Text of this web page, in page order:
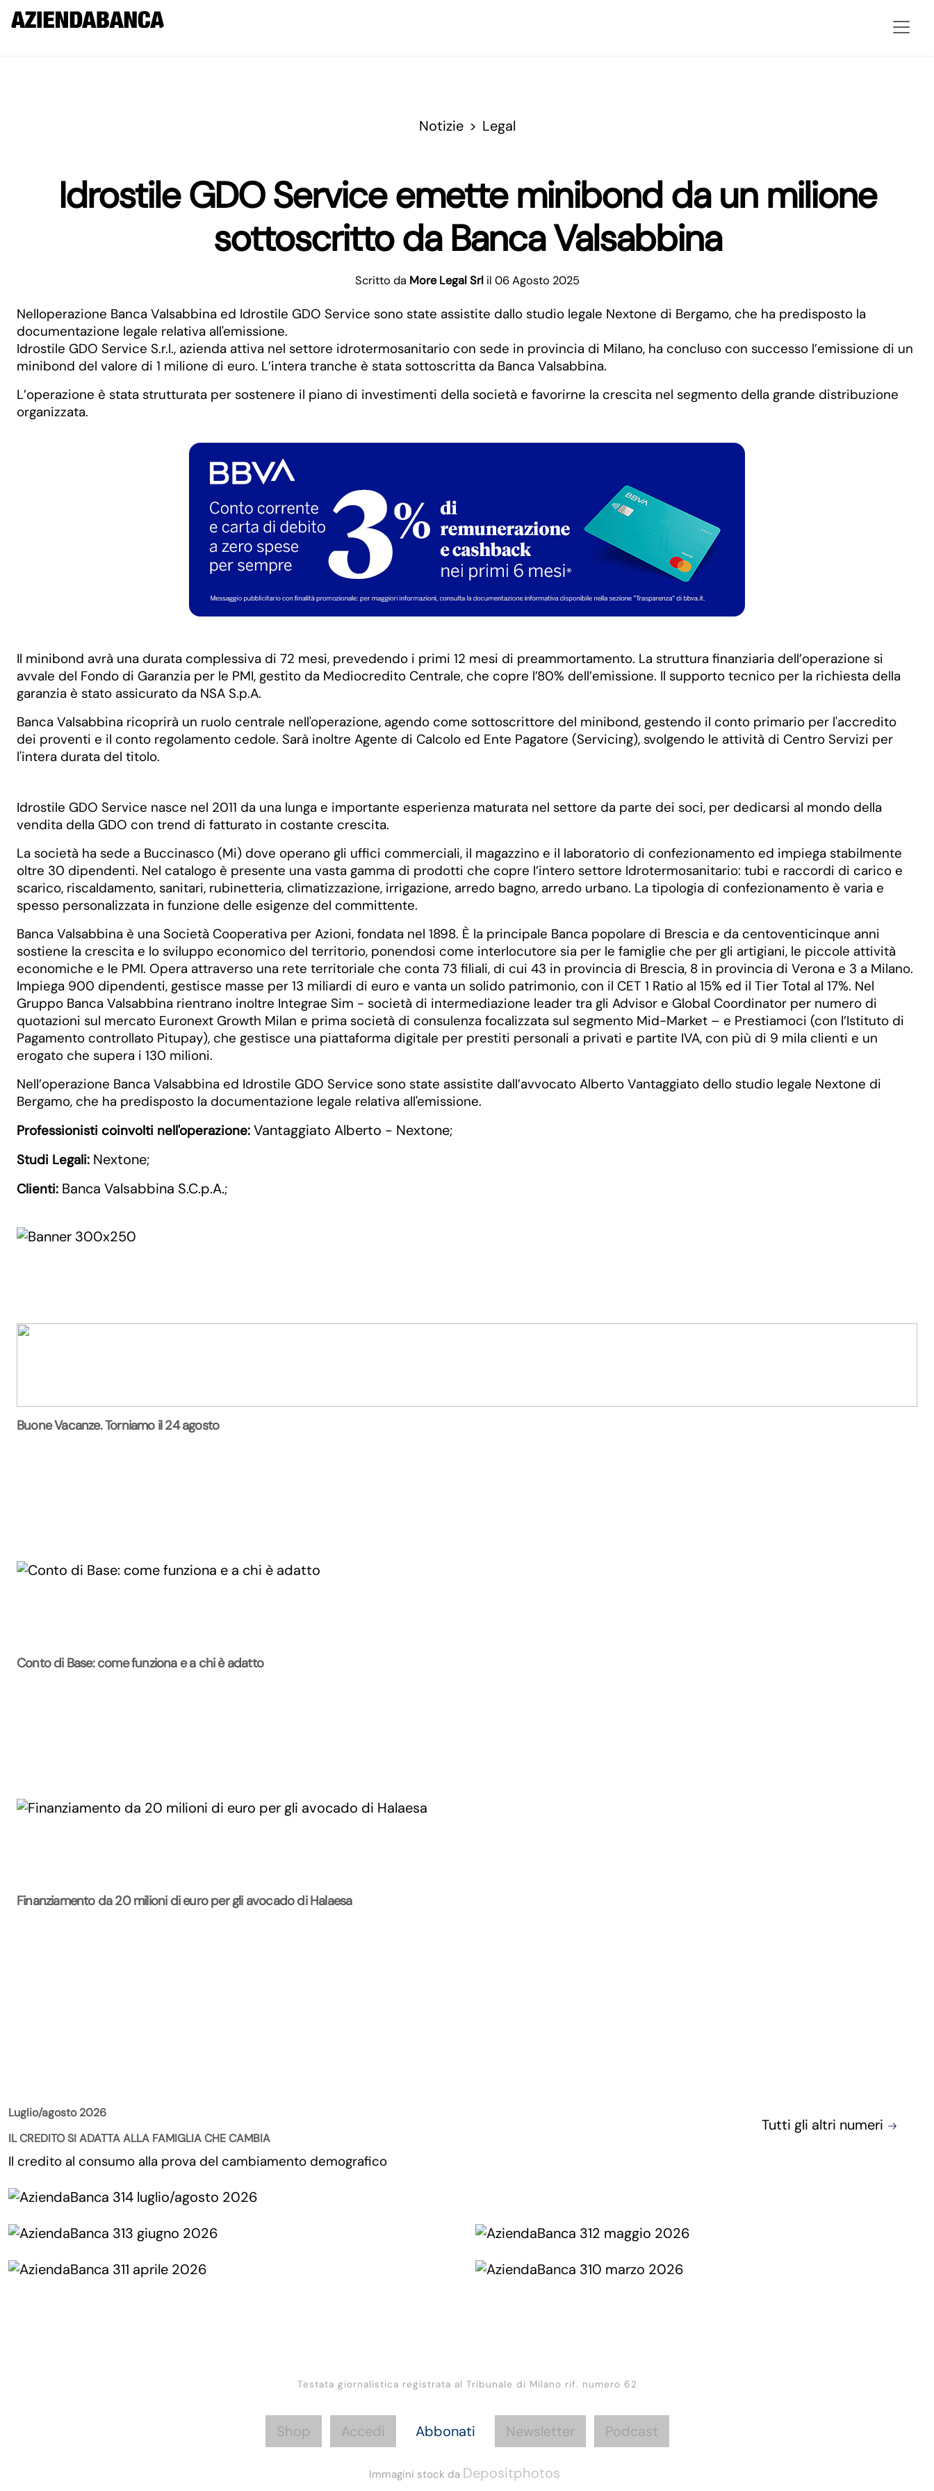
Notizie Legal
Idrostile GDO Service emette minibond da un milione
sottoscritto da Banca Valsabbina
Scritto da More Legal Srl il 06 Agosto 2025
Nelloperazione Banca Valsabbina ed Idrostile GDO Service sono state assistite dallo studio legale Nextone di Bergamo, che ha predisposto la
documentazione legale relativa all'emissione.
Idrostile GDO Service S.r.l., azienda attiva nel settore idrotermosanitario con sede in provincia di Milano, ha concluso con successo l’emissione di un
minibond del valore di 1 milione di euro. L’intera tranche è stata sottoscritta da Banca Valsabbina.
L’operazione è stata strutturata per sostenere il piano di investimenti della società e favorirne la crescita nel segmento della grande distribuzione
organizzata.
Il minibond avrà una durata complessiva di 72 mesi, prevedendo i primi 12 mesi di preammortamento. La struttura finanziaria dell’operazione si
avvale del Fondo di Garanzia per le PMI, gestito da Mediocredito Centrale, che copre l’80% dell’emissione. Il supporto tecnico per la richiesta della
garanzia è stato assicurato da NSA S.p.A.
Banca Valsabbina ricoprirà un ruolo centrale nell'operazione, agendo come sottoscrittore del minibond, gestendo il conto primario per l'accredito
dei proventi e il conto regolamento cedole. Sarà inoltre Agente di Calcolo ed Ente Pagatore (Servicing), svolgendo le attività di Centro Servizi per
l'intera durata del titolo.
Idrostile GDO Service nasce nel 2011 da una lunga e importante esperienza maturata nel settore da parte dei soci, per dedicarsi al mondo della
vendita della GDO con trend di fatturato in costante crescita.
La società ha sede a Buccinasco (Mi) dove operano gli uffici commerciali, il magazzino e il laboratorio di confezionamento ed impiega stabilmente
oltre 30 dipendenti. Nel catalogo è presente una vasta gamma di prodotti che copre l’intero settore Idrotermosanitario: tubi e raccordi di carico e
scarico, riscaldamento, sanitari, rubinetteria, climatizzazione, irrigazione, arredo bagno, arredo urbano. La tipologia di confezionamento è varia e
spesso personalizzata in funzione delle esigenze del committente.
Banca Valsabbina è una Società Cooperativa per Azioni, fondata nel 1898. È la principale Banca popolare di Brescia e da centoventicinque anni
sostiene la crescita e lo sviluppo economico del territorio, ponendosi come interlocutore sia per le famiglie che per gli artigiani, le piccole attività
economiche e le PMI. Opera attraverso una rete territoriale che conta 73 filiali, di cui 43 in provincia di Brescia, 8 in provincia di Verona e 3 a Milano.
Impiega 900 dipendenti, gestisce masse per 13 miliardi di euro e vanta un solido patrimonio, con il CET 1 Ratio al 15% ed il Tier Total al 17%. Nel
Gruppo Banca Valsabbina rientrano inoltre Integrae Sim - società di intermediazione leader tra gli Advisor e Global Coordinator per numero di
quotazioni sul mercato Euronext Growth Milan e prima società di consulenza focalizzata sul segmento Mid-Market – e Prestiamoci (con l’Istituto di
Pagamento controllato Pitupay), che gestisce una piattaforma digitale per prestiti personali a privati e partite IVA, con più di 9 mila clienti e un
erogato che supera i 130 milioni.
Nell’operazione Banca Valsabbina ed Idrostile GDO Service sono state assistite dall’avvocato Alberto Vantaggiato dello studio legale Nextone di
Bergamo, che ha predisposto la documentazione legale relativa all'emissione.
Professionisti coinvolti nell'operazione: Vantaggiato Alberto - Nextone;
Studi Legali: Nextone;
Clienti: Banca Valsabbina S.C.p.A.;
Buone Vacanze. Torniamo il 24 agosto
Conto di Base: come funziona e a chi è adatto
Finanziamento da 20 milioni di euro per gli avocado di Halaesa
Luglio/agosto 2026
IL CREDITO SI ADATTA ALLA FAMIGLIA CHE CAMBIA
Il credito al consumo alla prova del cambiamento demografico
Tutti gli altri numeri
Testata giornalistica registrata al Tribunale di Milano rif. numero 62
Shop Accedi Abbonati Newsletter Podcast
Immagini stock da Depositphotos